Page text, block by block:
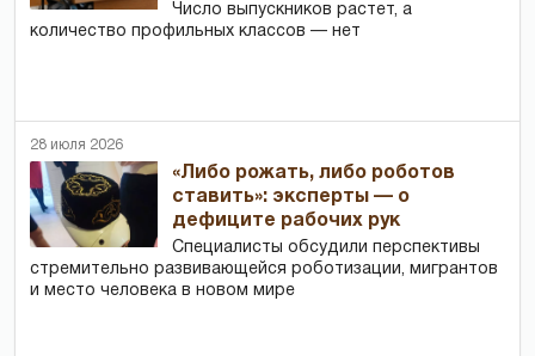
Число выпускников растет, а
количество профильных классов — нет
28 июля 2026
«Либо рожать, либо роботов
ставить»: эксперты — о
дефиците рабочих рук
Специалисты обсудили перспективы
стремительно развивающейся роботизации, мигрантов
и место человека в новом мире